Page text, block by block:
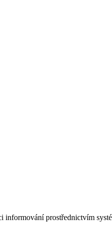
informování prostřednictvím